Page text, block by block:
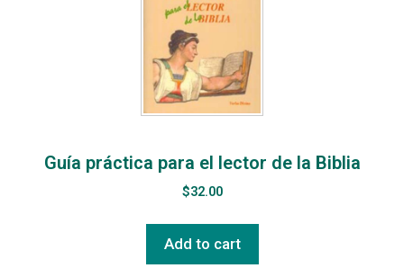
Guía práctica para el lector de la Biblia
$32.00
Add to cart